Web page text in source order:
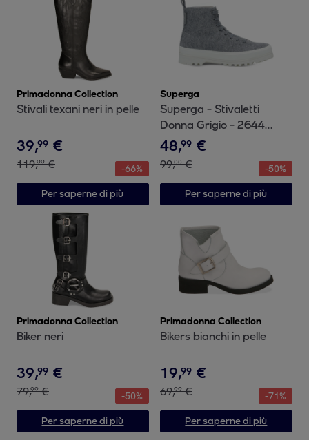
Primadonna Collection
Stivali texani neri in pelle
39,99 €
119,99 € -66%
Per saperne di più
Superga
Superga - Stivaletti
Donna Grigio - 2644
ALPINA FELT
48,99 €
99,00 € -50%
Per saperne di più
Primadonna Collection
Biker neri
39,99 €
79,99 € -50%
Per saperne di più
Primadonna Collection
Bikers bianchi in pelle
19,99 €
69,99 € -71%
Per saperne di più